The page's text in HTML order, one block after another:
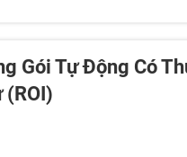
Gói Tự Động Có
(ROI)